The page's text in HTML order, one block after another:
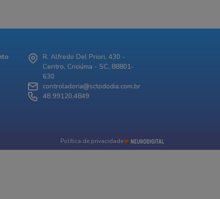
R. Alfredo Del Priori, 430 -
Centro, Criciúma - SC, 88801-
630
controladoria@sctododia.com.br
48 99120.4849
Política de privacidade